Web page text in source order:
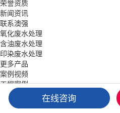
荣誉资质
新闻资讯
联系澳强
氧化废水处理
含油废水处理
印染废水处理
更多产品
案例视频
工程案例
解决方案
关于澳强
在线咨询